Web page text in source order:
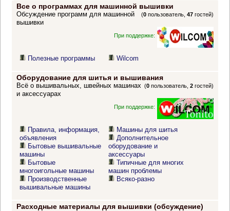
Все о программах для машинной вышивки
(0 пользователь,47 гостей)
Обсуждение программ для машинной
вышивки
При поддержке:
Полезные программы Wilcom
Оборудование для шитья и вышивания
(0 пользователь,2 гостей)
Всё о вышивальных, швейных машинах
и аксессуарах
При поддержке:
Правила, информация,
объявления
Бытовые вышивальные
машины
Бытовые
многоигольные машины
Производственные
вышивальные машины
Машины для шитья
Дополнительное
оборудование и
аксессуары
Типичные для многих
машин проблемы
Всяко-разно
Расходные материалы для вышивки (обсуждение)